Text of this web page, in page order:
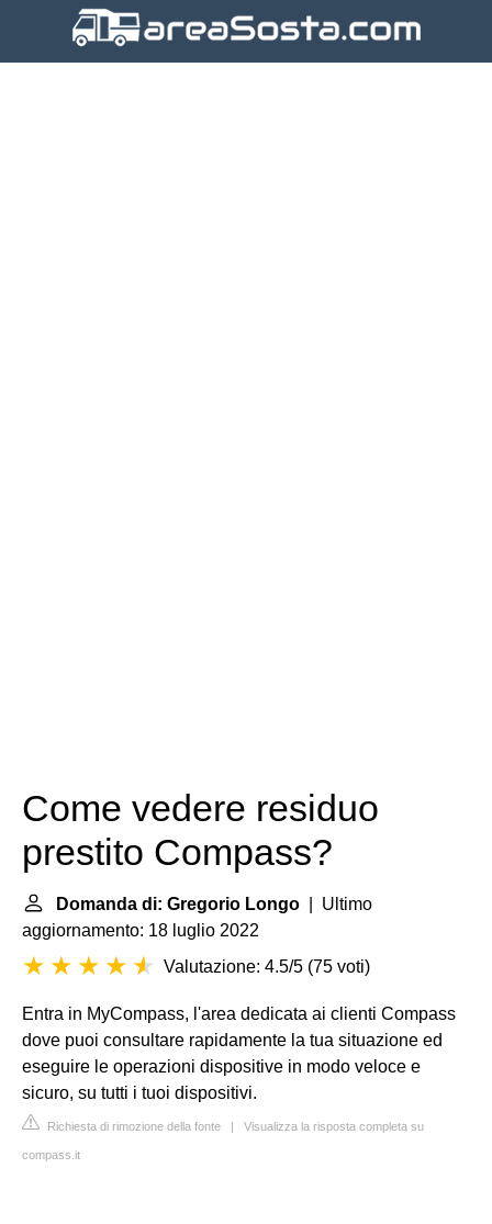
Come vedere residuo
prestito Compass?
Domanda di: Gregorio Longo | Ultimo
aggiornamento: 18 luglio 2022
Valutazione: 4.5/5 (75 voti)
Entra in MyCompass, l'area dedicata ai clienti Compass
dove puoi consultare rapidamente la tua situazione ed
eseguire le operazioni dispositive in modo veloce e
sicuro, su tutti i tuoi dispositivi.
Richiesta di rimozione della fonte | Visualizza la risposta completa su
compass.it